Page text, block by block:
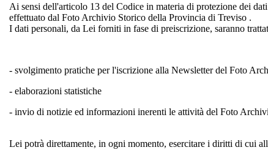
Ai sensi dell'articolo 13 del Codice in materia di protezione dei
effettuato dal Foto Archivio Storico della Provincia di Treviso .
I dati personali, da Lei forniti in fase di preiscrizione, saranno
- svolgimento pratiche per l'iscrizione alla Newsletter del Foto
- elaborazioni statistiche
- invio di notizie ed informazioni inerenti le attività del Foto
Lei potrà direttamente, in ogni momento, esercitare i diritti di cui